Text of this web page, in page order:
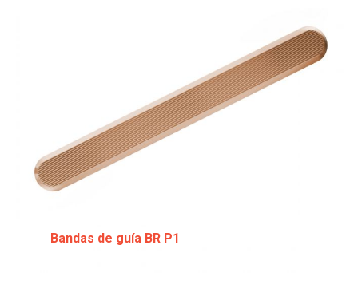
Bandas de guía BR P1